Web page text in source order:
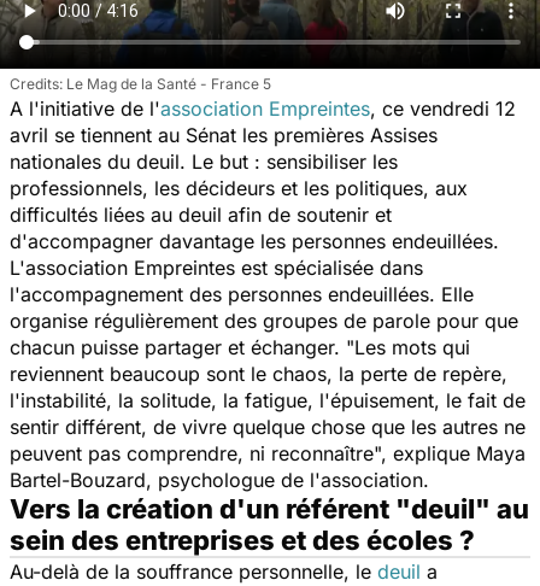
Le Mag de la Santé - France 5
A l'initiative de l'association Empreintes, ce vendredi 12
avril se tiennent au Sénat les premières Assises
nationales du deuil. Le but : sensibiliser les
professionnels, les décideurs et les politiques, aux
difficultés liées au deuil afin de soutenir et
d'accompagner davantage les personnes endeuillées.
L'association Empreintes est spécialisée dans
l'accompagnement des personnes endeuillées. Elle
organise régulièrement des groupes de parole pour que
chacun puisse partager et échanger. "Les mots qui
reviennent beaucoup sont le chaos, la perte de repère,
l'instabilité, la solitude, la fatigue, l'épuisement, le fait de
sentir différent, de vivre quelque chose que les autres ne
peuvent pas comprendre, ni reconnaître", explique Maya
Bartel-Bouzard, psychologue de l'association.
Vers la création d'un référent "deuil" au
sein des entreprises et des écoles ?
Au-delà de la souffrance personnelle, le deuil a